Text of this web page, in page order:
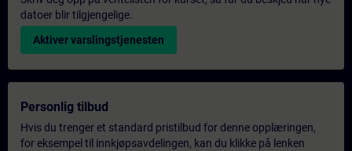
datoer blir tilgjengelige.
Aktiver varslingstjenesten
Personlig tilbud
Hvis du trenger et standard pristilbud for denne opplæringen,
for eksempel til innkjøpsavdelingen, kan du klikke på lenken